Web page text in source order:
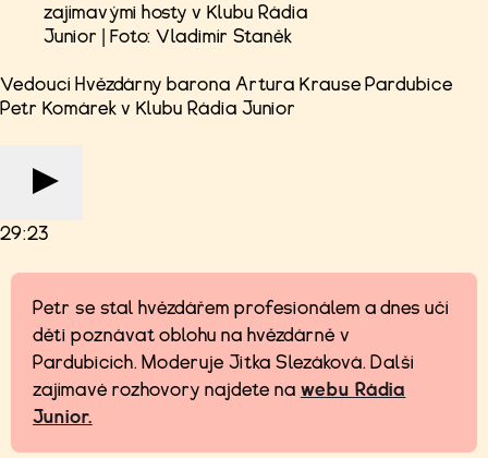
zajímavými hosty v Klubu Rádia
Junior | Foto: Vladimír Staněk
Vedoucí Hvězdárny barona Artura Krause Pardubice
Petr Komárek v Klubu Rádia Junior
29:23
Petr se stal hvězdářem profesionálem a dnes učí
děti poznávat oblohu na hvězdárně v
Pardubicích. Moderuje Jitka Slezáková. Další
zajímavé rozhovory najdete na webu Rádia
Junior.